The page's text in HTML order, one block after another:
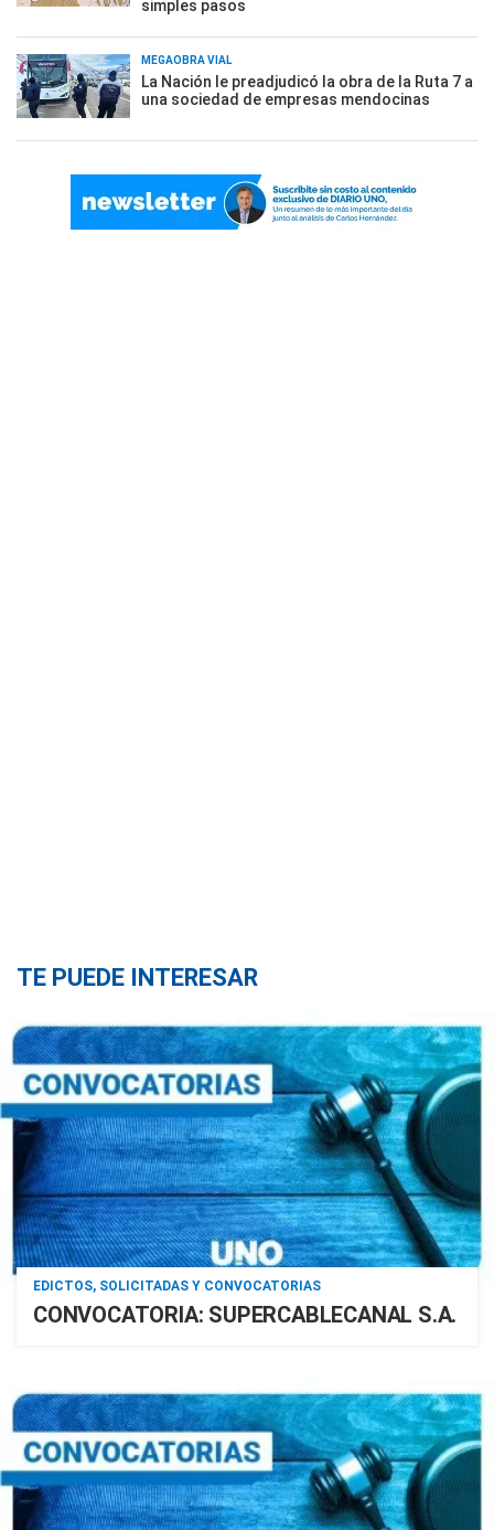
simples pasos
MEGAOBRA VIAL
La Nación le preadjudicó la obra de la Ruta 7 a
una sociedad de empresas mendocinas
TE PUEDE INTERESAR
EDICTOS, SOLICITADAS Y CONVOCATORIAS
CONVOCATORIA: SUPERCABLECANAL S.A.